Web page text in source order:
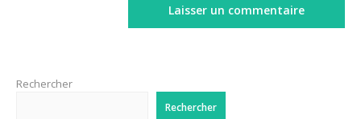
Rechercher
Rechercher